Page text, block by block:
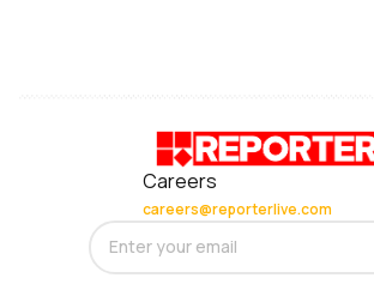
Careers
careers@reporterlive.com